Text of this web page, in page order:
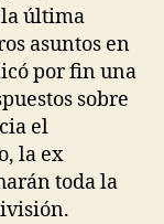
la última
asuntos en
por fin una
sobre
el
la ex
toda la